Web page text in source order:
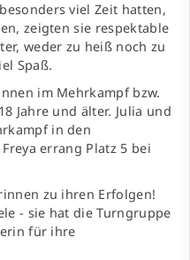
viel Zeit hatten,
zeigten sie respektable
weder zu heiß noch zu
Spaß.
im Mehrkampf bzw.
Jahre und älter. Julia und
in den
errang Platz 5 bei
zu ihren Erfolgen!
- sie hat die Turngruppe
für ihre